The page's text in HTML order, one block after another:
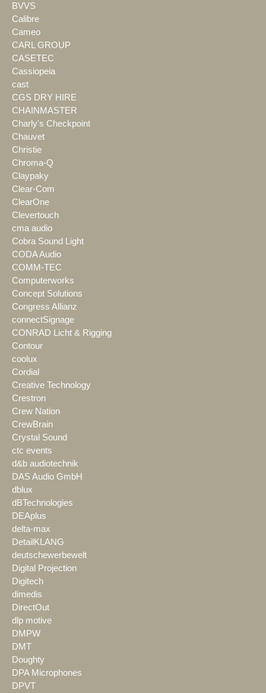
BVVS
Calibre
Cameo
CARL GROUP
CASETEC
Cassiopeia
cast
CGS DRY HIRE
CHAINMASTER
Charly's Checkpoint
Chauvet
Christie
Chroma-Q
Claypaky
Clear-Com
ClearOne
Clevertouch
cma audio
Cobra Sound Light
CODA Audio
COMM-TEC
Computerworks
Concept Solutions
Congress Allianz
connectSignage
CONRAD Licht & Rigging
Contour
coolux
Cordial
Creative Technology
Crestron
Crew Nation
CrewBrain
Crystal Sound
ctc events
d&b audiotechnik
DAS Audio GmbH
dblux
dBTechnologies
DEAplus
delta-max
DetailKLANG
deutschewerbewelt
Digital Projection
Digitech
dimedis
DirectOut
dlp motive
DMPW
DMT
Doughty
DPA Microphones
DPVT